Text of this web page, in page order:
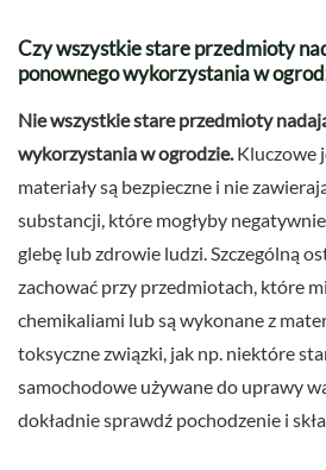
Czy wszystkie stare przedmioty
ponownego wykorzystania w
Nie wszystkie stare przedmioty
wykorzystania w ogrodzie. Kluczowe
materiały są bezpieczne i nie
substancji, które mogłyby
glebę lub zdrowie ludzi. Szczególną
zachować przy przedmiotach, które
chemikaliami lub są wykonane z
toksyczne związki, jak np. niektóre
samochodowe używane do uprawy
dokładnie sprawdź pochodzenie i